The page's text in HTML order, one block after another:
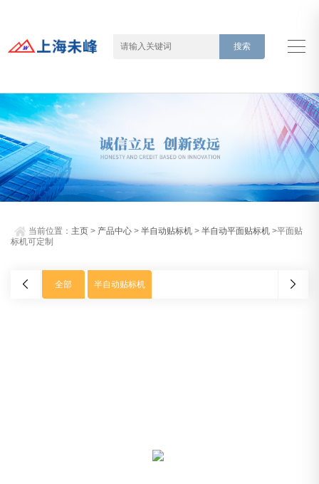
当前位置： 主页 > 产品中心 >半自动贴标机 >半自动平面贴标机 >平面贴
标机可定制
全部 半自动贴标机